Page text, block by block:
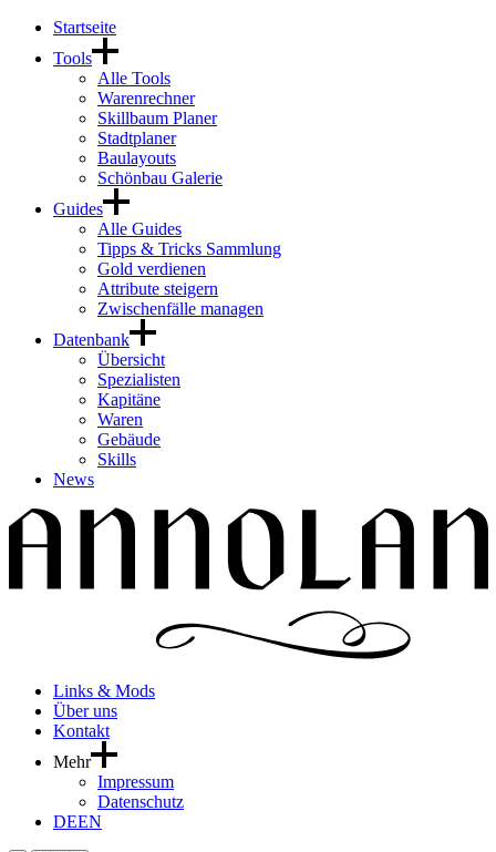
Startseite
Tools
Alle Tools
Warenrechner
Skillbaum Planer
Stadtplaner
Baulayouts
Schönbau Galerie
Guides
Alle Guides
Tipps & Tricks Sammlung
Gold verdienen
Attribute steigern
Zwischenfälle managen
Datenbank
Übersicht
Spezialisten
Kapitäne
Waren
Gebäude
Skills
News
Links & Mods
Über uns
Kontakt
Mehr
Impressum
Datenschutz
DEEN